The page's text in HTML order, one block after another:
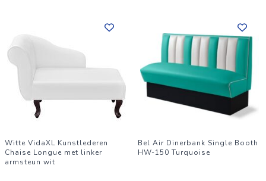
Witte VidaXL Kunstlederen
Chaise Longue met linker
armsteun wit
Bel Air Dinerbank Single Booth
HW-150 Turquoise